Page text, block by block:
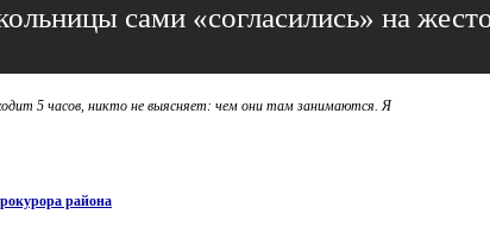
сами «согласились» на
5 часов, никто не выясняет: чем они там занимаются. Я
района